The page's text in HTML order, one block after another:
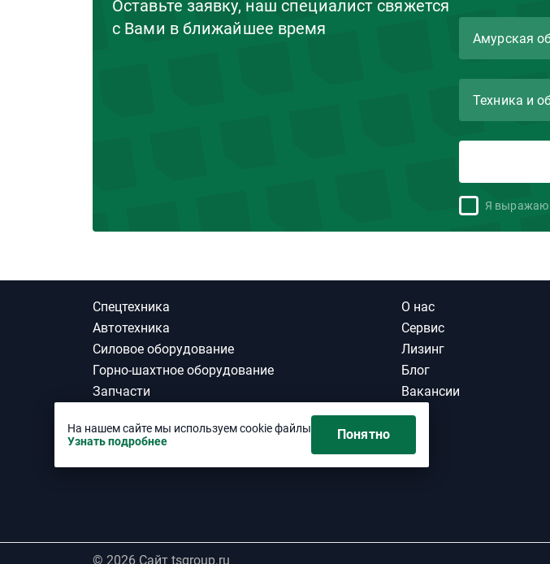
Оставьте заявку, наш специалист свяжется
с Вами в ближайшее время
Я выражаю
Спецтехника
Автотехника
Силовое оборудование
Горно-шахтное оборудование
Запчасти
Шины
О нас
Сервис
Лизинг
Блог
Вакансии
© 2026 Сайт tsgroup.ru
На нашем сайте мы используем cookie файлы
Узнать подробнее
Понятно